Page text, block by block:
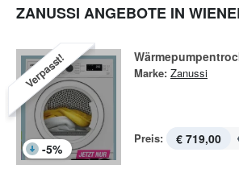
ZANUSSI ANGEBOTE IN
Verpasst!
-5%
Marke: Zanussi
Preis: € 719,00